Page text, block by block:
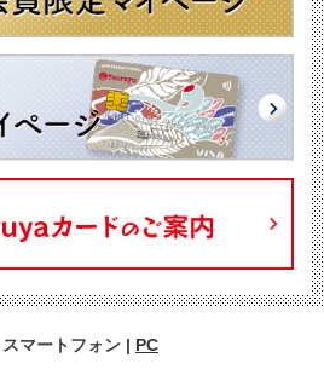
スマートフォン | PC